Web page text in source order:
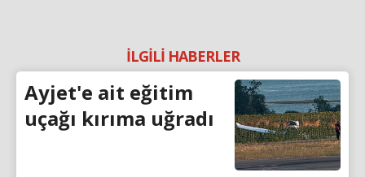
İLGİLİ HABERLER
Ayjet'e ait eğitim
uçağı kırıma uğradı